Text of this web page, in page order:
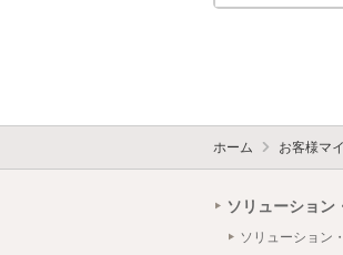
ホーム お客様マ
ソリューション
ソリューション